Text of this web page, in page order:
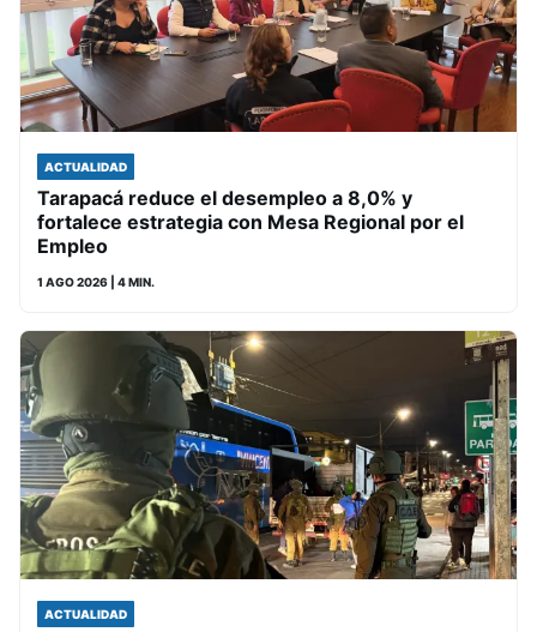
ACTUALIDAD
Tarapacá reduce el desempleo a 8,0% y
fortalece estrategia con Mesa Regional por el
Empleo
1 AGO 2026 | 4 MIN.
ACTUALIDAD